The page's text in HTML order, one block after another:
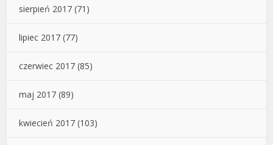
sierpień 2017 (71)
lipiec 2017 (77)
czerwiec 2017 (85)
maj 2017 (89)
kwiecień 2017 (103)